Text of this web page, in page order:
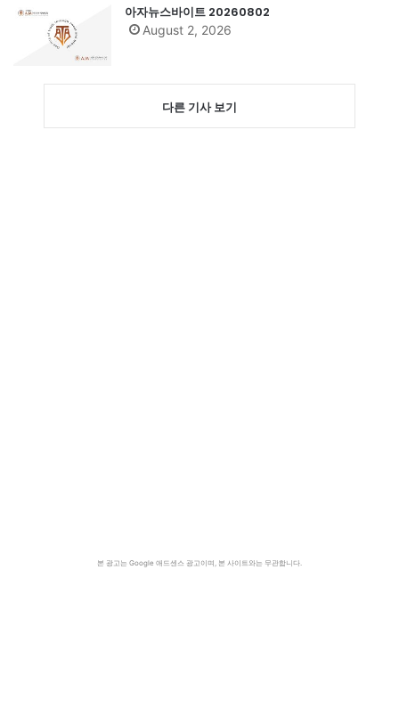
아자뉴스바이트 20260802
August 2, 2026
다른 기사 보기
본 광고는 Google 애드센스 광고이며, 본 사이트와는 무관합니다.